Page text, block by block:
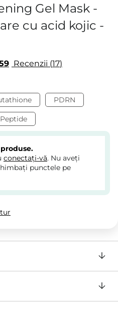
Gel Mask -
cu acid kojic -
Recenzii 17
PDRN
Peptide
conectați-vă. Nu aveți
punctele pe